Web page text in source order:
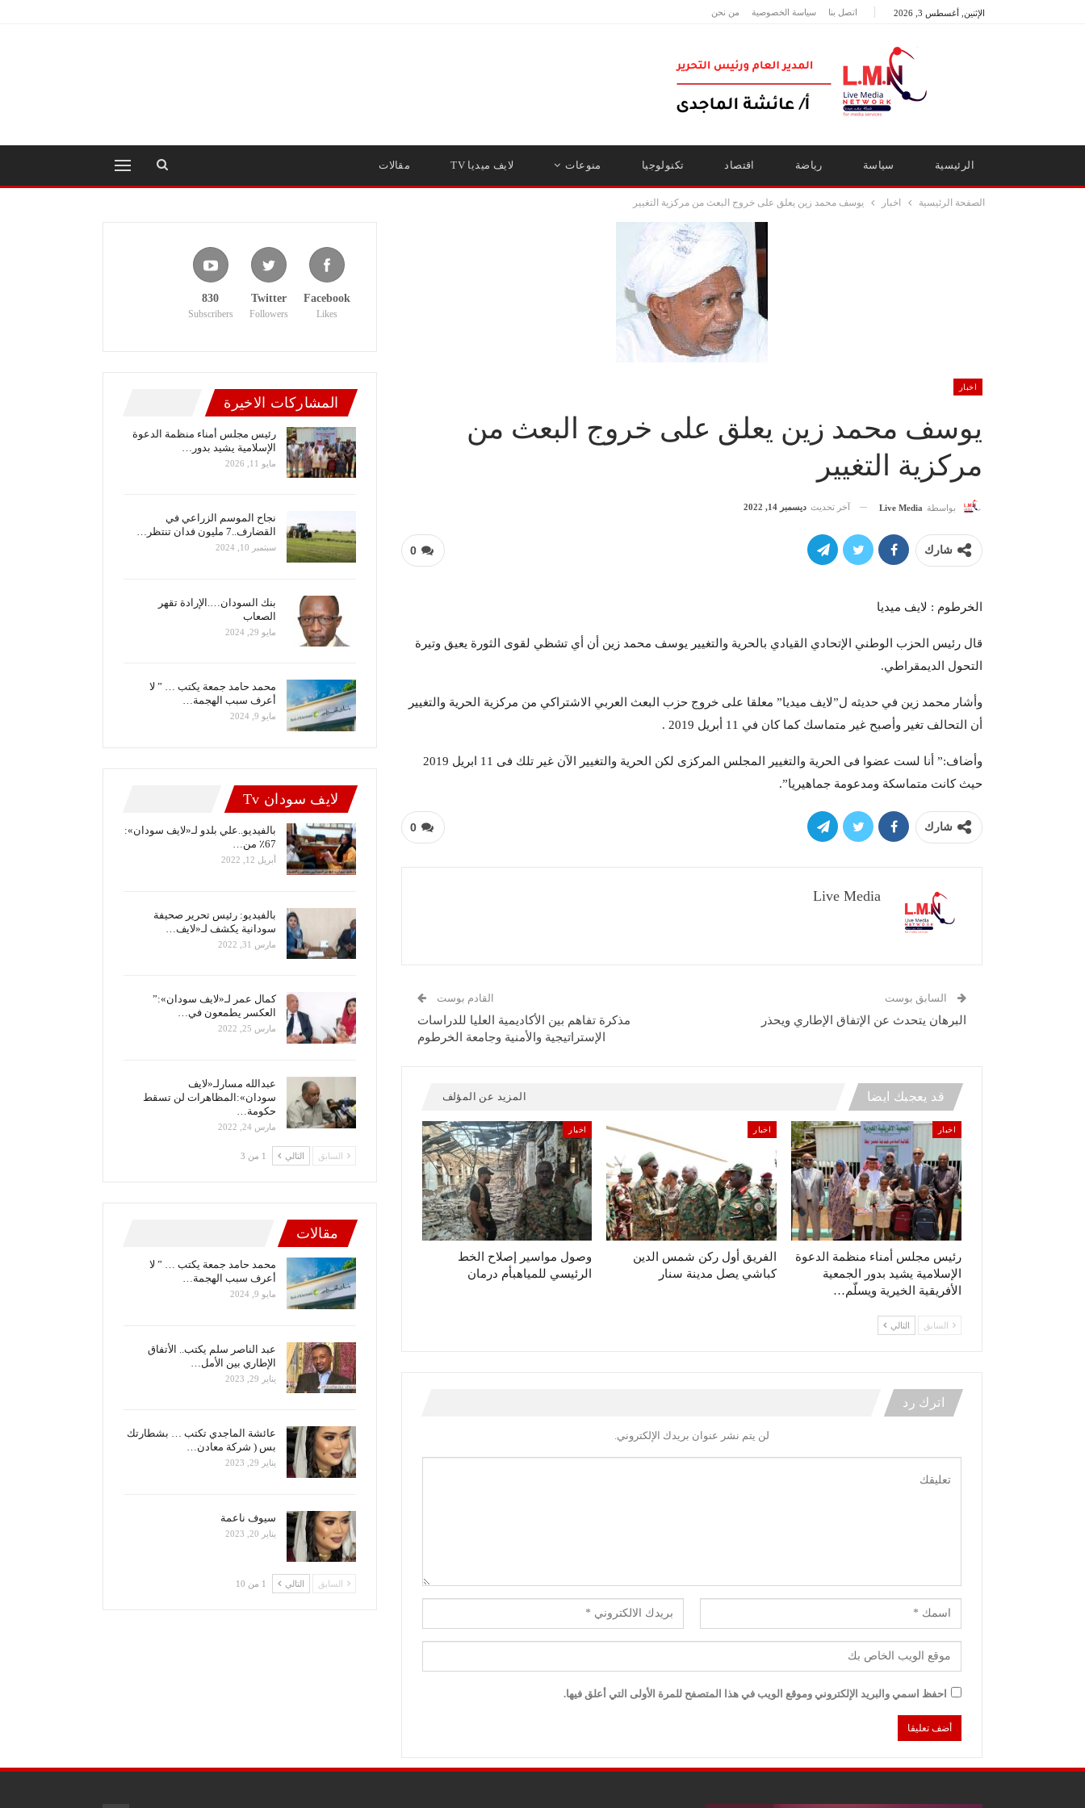
الإثنين, أغسطس 3, 2026 اتصل بنا سياسة الخصوصية من نحن
الرئيسية سياسة رياضة اقتصاد تكنولوجيا منوعات لايف ميديا TV مقالات
الصفحة الرئيسية اخبار يوسف محمد زين يعلق على خروج البعث من مركزية التغيير
اخبار
يوسف محمد زين يعلق على خروج البعث من
مركزية التغيير
بواسطة Live Media آخر تحديث ديسمبر 14, 2022
0 شارك
الخرطوم : لايف ميديا
قال رئيس الحزب الوطني الإتحادي القيادي بالحرية والتغيير يوسف محمد زين أن أي تشظي لقوى الثورة يعيق وتيرة
التحول الديمقراطي.
وأشار محمد زين في حديثه ل”لايف ميديا” معلقا على خروج حزب البعث العربي الاشتراكي من مركزية الحرية والتغيير
أن التحالف تغير وأصبح غير متماسك كما كان في 11 أبريل 2019 .
وأضاف:” أنا لست عضوا فى الحرية والتغيير المجلس المركزى لكن الحرية والتغيير الآن غير تلك فى 11 ابريل 2019
حيث كانت متماسكة ومدعومة جماهيريا”.
0 شارك
Live Media
السابق بوست
البرهان يتحدث عن الإتفاق الإطاري ويحذر
القادم بوست
مذكرة تفاهم بين الأكاديمية العليا للدراسات
الإستراتيجية والأمنية وجامعة الخرطوم
قد يعجبك ايضا المزيد عن المؤلف
اخبار
رئيس مجلس أمناء منظمة الدعوة
الإسلامية يشيد بدور الجمعية
الأفريقية الخيرية ويسلّم…
اخبار
الفريق أول ركن شمس الدين
كباشي يصل مدينة سنار
اخبار
وصول مواسير إصلاح الخط
الرئيسي للمياهبأم درمان
السابق التالي
اترك رد
لن يتم نشر عنوان بريدك الإلكتروني.
احفظ اسمي والبريد الإلكتروني وموقع الويب في هذا المتصفح للمرة الأولى التي أعلق فيها.
Facebook
Likes
Twitter
Followers
830
Subscribers
المشاركات الاخيرة
رئيس مجلس أمناء منظمة الدعوة
الإسلامية يشيد بدور…
مايو 11, 2026
نجاح الموسم الزراعي في
القضارف..7 مليون فدان تنتظر…
سبتمبر 10, 2024
بنك السودان….الإرادة تقهر
الصعاب
مايو 29, 2024
محمد حامد جمعة يكتب … ” لا
أعرف سبب الهجمة…
مايو 9, 2024
لايف سودان Tv
بالفيديو..علي بلدو لـ«لايف سودان»:
67٪ من…
أبريل 12, 2022
بالفيديو: رئيس تحرير صحيفة
سودانية يكشف لـ«لايف…
مارس 31, 2022
كمال عمر لـ«لايف سودان»:”
العكسر يطمعون في…
مارس 25, 2022
عبدالله مسارلـ«لايف
سودان»:المظاهرات لن تسقط
حكومة…
مارس 24, 2022
السابق التالي 1 من 3
مقالات
محمد حامد جمعة يكتب … ” لا
أعرف سبب الهجمة…
مايو 9, 2024
عبد الناصر سلم يكتب.. الأتفاق
الإطاري بين الأمل…
يناير 29, 2023
عائشة الماجدي تكتب … بشطارتك
بس ( شركة معادن…
يناير 29, 2023
سيوف ناعمة
يناير 20, 2023
السابق التالي 1 من 10